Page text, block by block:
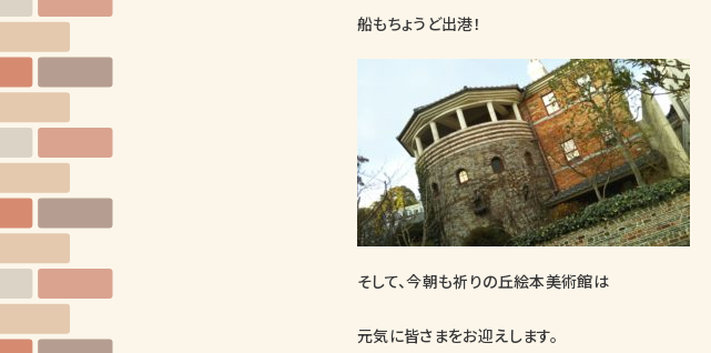
船もちょうど出港！
そして、今朝も祈りの丘絵本美術館は
元気に皆さまをお迎えします。